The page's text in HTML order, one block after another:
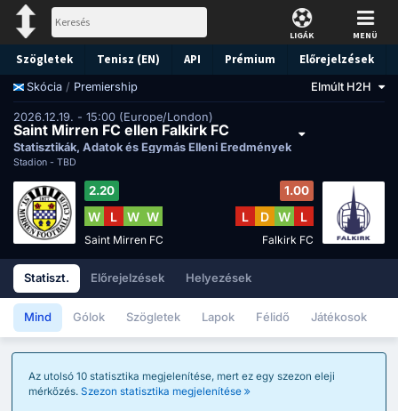
LIGÁK MENÜ
Szögletek Tenisz (EN) API Prémium Előrejelzések
Skócia / Premiership Elmúlt H2H
2026.12.19. - 15:00 (Europe/London)
Saint Mirren FC ellen Falkirk FC
Statisztikák, Adatok és Egymás Elleni Eredmények
Stadion - TBD
2.20
W L W W
Saint Mirren FC
1.00
L D W L
Falkirk FC
Statiszt. Előrejelzések Helyezések
Mind Gólok Szögletek Lapok Félidő Játékosok
Az utolsó 10 statisztika megjelenítése, mert ez egy szezon eleji
mérkőzés. Szezon statisztika megjelenítése